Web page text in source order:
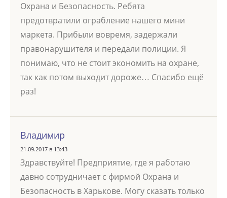
Охрана и Безопасность. Ребята
предотвратили ограбление нашего мини
маркета. Прибыли вовремя, задержали
правонарушителя и передали полиции. Я
понимаю, что не стоит экономить на охране,
так как потом выходит дороже… Спасибо ещё
раз!
Владимир
21.09.2017 в 13:43
Здравствуйте! Предприятие, где я работаю
давно сотрудничает с фирмой Охрана и
Безопасность в Харькове. Могу сказать только